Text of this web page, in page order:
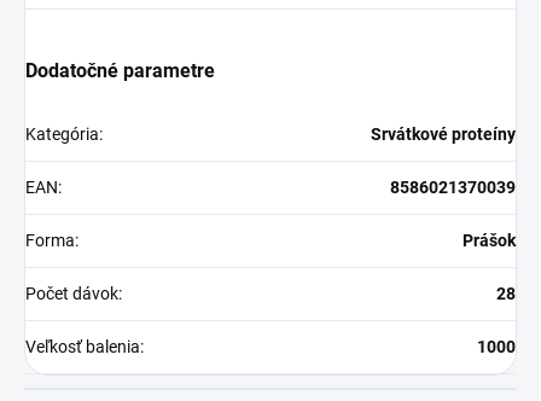
Dodatočné parametre
Kategória: Srvátkové proteíny
EAN: 8586021370039
Forma: Prášok
Počet dávok: 28
Veľkosť balenia: 1000